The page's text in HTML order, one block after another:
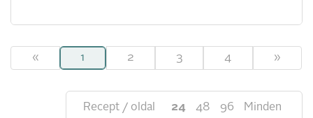
« 1 2 3 4 »
Recept / oldal 24 48 96 Minden